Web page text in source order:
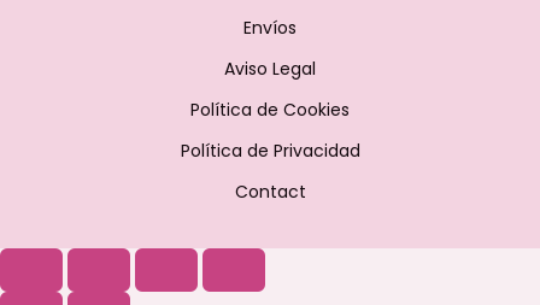
Envíos
Aviso Legal
Política de Cookies
Política de Privacidad
Contact